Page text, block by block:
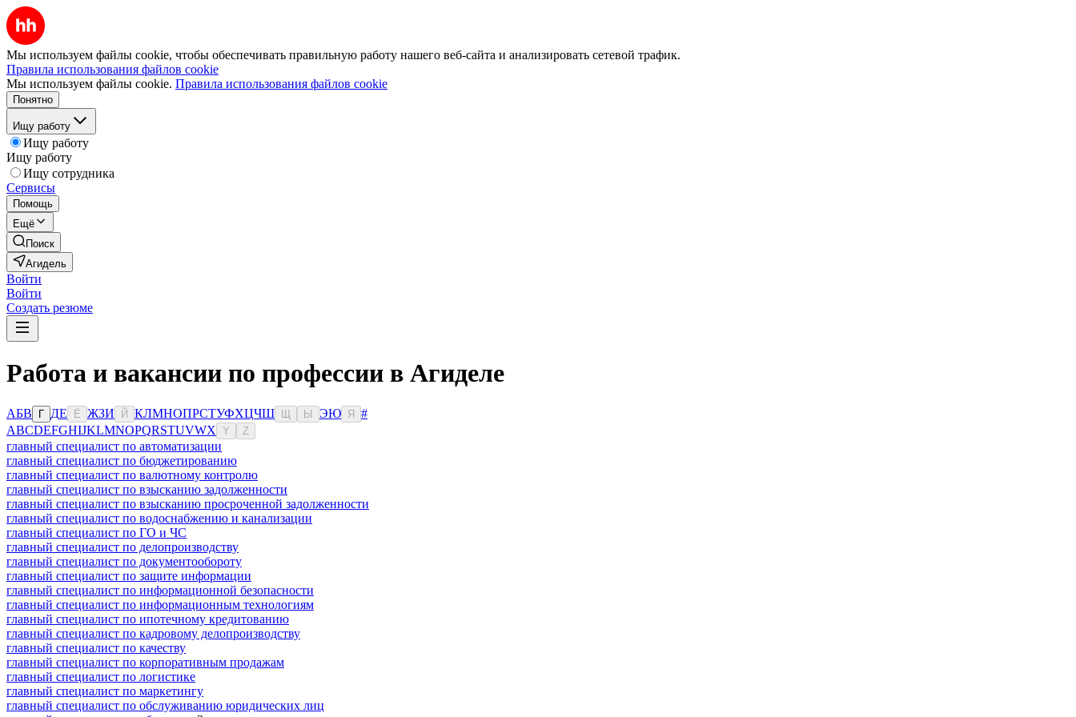
Мы используем файлы cookie, чтобы обеспечивать правильную работу нашего веб-сайта и анализировать сетевой трафик.
Правила использования файлов cookie
Мы используем файлы cookie. Правила использования файлов cookie
Понятно
Ищу работу
Ищу работу
Ищу работу
Ищу сотрудника
Сервисы
Помощь
Ещё
Поиск
Агидель
Войти
Войти
Создать резюме
Работа и вакансии по профессии в Агиделе
АБВ Г ДЕ Ё ЖЗИ Й КЛМНОПРСТУФХЦЧШ Ы ЭЮ Я
#
ABCDEFGHIJKLMNOPQRSTUVWX Y Z
главный специалист по автоматизации
главный специалист по бюджетированию
главный специалист по валютному контролю
главный специалист по взысканию задолженности
главный специалист по взысканию просроченной задолженности
главный специалист по водоснабжению и канализации
главный специалист по ГО и ЧС
главный специалист по делопроизводству
главный специалист по документообороту
главный специалист по защите информации
главный специалист по информационной безопасности
главный специалист по информационным технологиям
главный специалист по ипотечному кредитованию
главный специалист по кадровому делопроизводству
главный специалист по качеству
главный специалист по корпоративным продажам
главный специалист по логистике
главный специалист по маркетингу
главный специалист по обслуживанию юридических лиц